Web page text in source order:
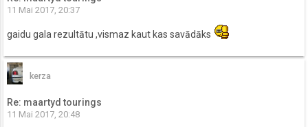
11 Mai 2017, 20:37
gaidu gala rezultātu ,vismaz kaut kas savādāks
kerza
Re: maartyd tourings
11 Mai 2017, 20:48